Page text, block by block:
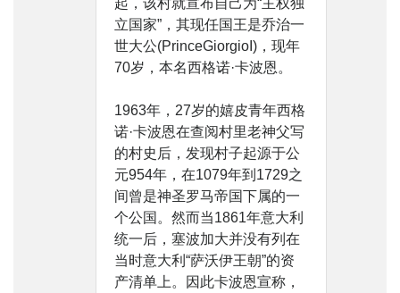
立国家”，其现任国王是乔治一
世大公(PrinceGiorgioI)，现年
70岁，本名西格诺·卡波恩。
1963年，27岁的嬉皮青年西格
诺·卡波恩在查阅村里老神父写
的村史后，发现村子起源于公
元954年，在1079年到1729之
间曾是神圣罗马帝国下属的一
个公国。然而当1861年意大利
统一后，塞波加大并没有列在
当时意大利“萨沃伊王朝”的资
产清单上。因此卡波恩宣称，